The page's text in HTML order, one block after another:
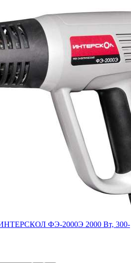
ИНТЕРСКОЛ ФЭ-2000Э 2000 Вт, 300-